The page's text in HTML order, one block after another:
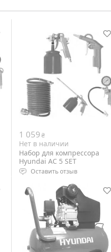
1 059₴
Нет в наличии
Набор для компрессора
Hyundai AC 5 SET
Оставить отзыв
Максимальное давление: 40
бар
Внешняя резьба: 1/4 дюйм
Внутренняя резьба: 1/4
дюйм